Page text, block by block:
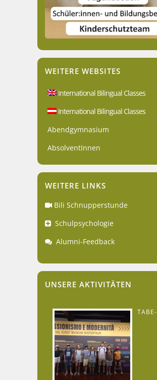
WEITERE WEBSITES
International Bilingual Classes
International Bilingual Classes
Abendgymnasium
AbsolventInnen
WEITERE LINKS
Bili Schnupperstunde
Schulpsychologie
Alumni-Feedback
UNSERE AKTIVITÄTEN
TABE-